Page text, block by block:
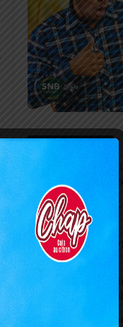
Articles récents
Pilule du lendemain :
une habitude à
Interclubs CAF:
morceaux
Togo/ Boissons
sonnette d’alarme
Togo/ Rentrée
liste officielle des
ESSAL 2026 : les